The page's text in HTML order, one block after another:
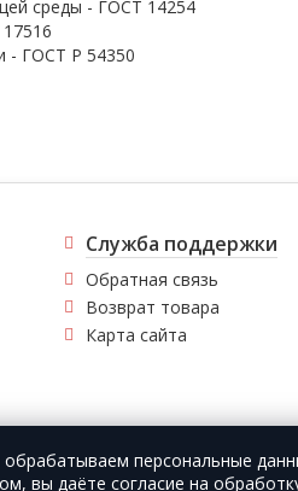
среды - ГОСТ 14254
- ГОСТ P 54350
Служба поддержки
Обратная связь
Возврат товара
Карта сайта
защищены. персональные
вы даёте согласие на